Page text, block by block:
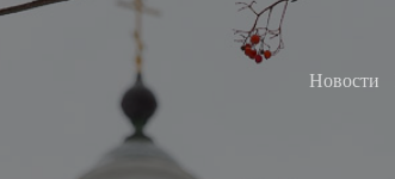
Новости